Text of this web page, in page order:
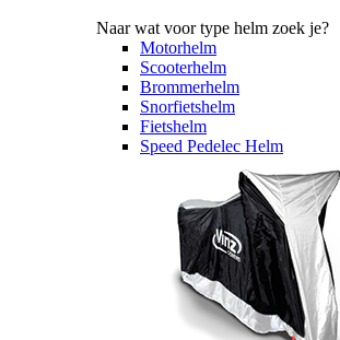
Naar wat voor type helm zoek je?
Motorhelm
Scooterhelm
Brommerhelm
Snorfietshelm
Fietshelm
Speed Pedelec Helm